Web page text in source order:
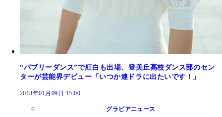
“バブリーダンス”で紅白も出場、登美丘高校ダンス部のセン
ターが芸能界デビュー「いつか連ドラに出たいです！」
2018年01月09日 15:00
グラビアニュース